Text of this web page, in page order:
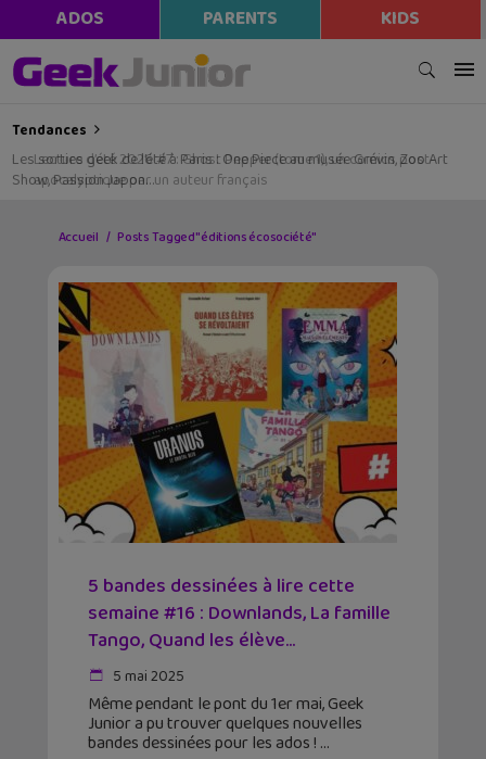
ADOS PARENTS KIDS
Tendances
Les sorties geek de l’été à Paris : One Piece au musée Grévin, Zoo Art
Show, Passion Japon…
Accueil Posts Tagged "éditions écosociété"
5 bandes dessinées à lire cette
semaine #16 : Downlands, La famille
Tango, Quand les élève...
5 mai 2025
Même pendant le pont du 1er mai, Geek
Junior a pu trouver quelques nouvelles
bandes dessinées pour les ados !